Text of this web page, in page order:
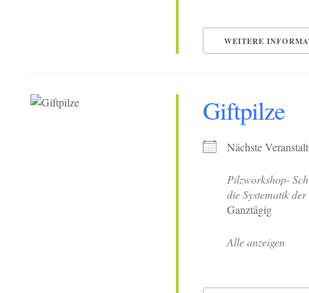
WEITERE
Giftpilze
Nächste
Pilzworkshop-
die Systematik
Ganztägig
Alle anzeigen